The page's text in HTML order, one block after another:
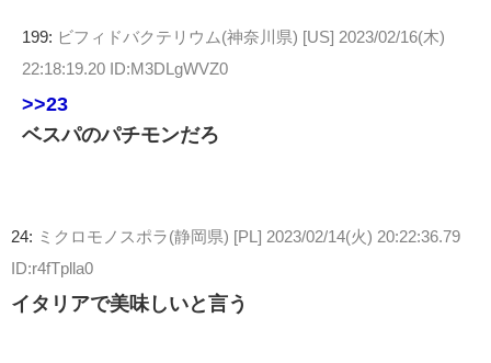
199: ビフィドバクテリウム(神奈川県) [US] 2023/02/16(木)
22:18:19.20 ID:M3DLgWVZ0
>>23
ベスパのパチモンだろ
24: ミクロモノスポラ(静岡県) [PL] 2023/02/14(火) 20:22:36.79
ID:r4fTplla0
イタリアで美味しいと言う